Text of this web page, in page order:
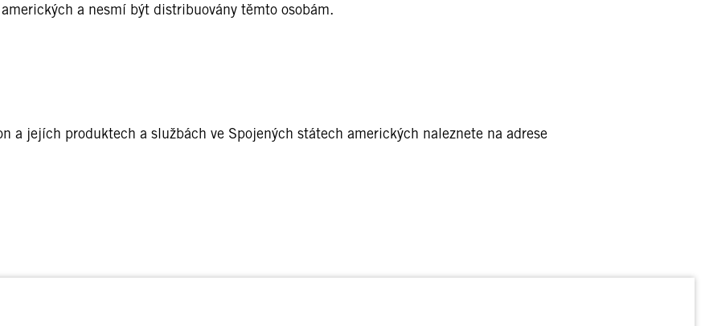
a nesmí být distribuovány těmto osobám.
a jejích produktech a službách ve Spojených státech amerických naleznete na adrese